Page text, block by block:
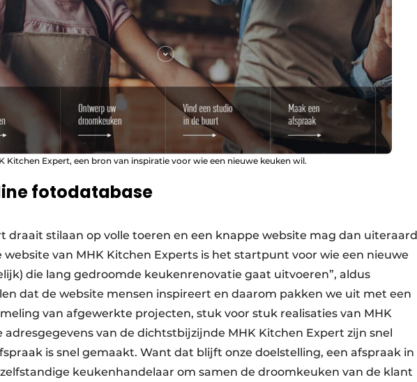
Kitchen Expert, een bron van inspiratie voor wie een nieuwe keuken wil.
fotodatabase
draait stilaan op volle toeren en een knappe website mag dan uiteraard
website van MHK Kitchen Experts is het startpunt voor wie een nieuwe
die lang gedroomde keukenrenovatie gaat uitvoeren”, aldus
dat de website mensen inspireert en daarom pakken we uit met een
van afgewerkte projecten, stuk voor stuk realisaties van MHK
adresgegevens van de dichtstbijzijnde MHK Kitchen Expert zijn snel
is snel gemaakt. Want dat blijft onze doelstelling, een afspraak in
keukenhandelaar om samen de droomkeuken van de klant